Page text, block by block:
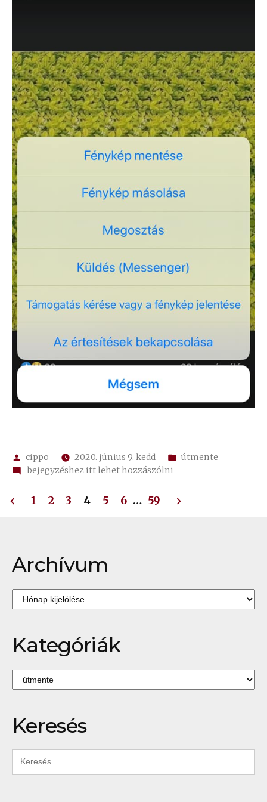
Szerző:
cippo 2020. június 9. kedd Kategória:
útmente
on
csalódás
bejegyzéshez itt lehet hozzászólni
Bejegyzések
1 2 3 4 5 6 … 59
Archívum
Archívum
Kategóriák
Kategóriák
Keresés
Keresés: